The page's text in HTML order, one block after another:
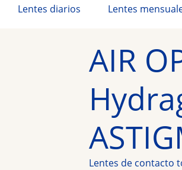
Lentes diarios Lentes
AIR
Lentes de contacto